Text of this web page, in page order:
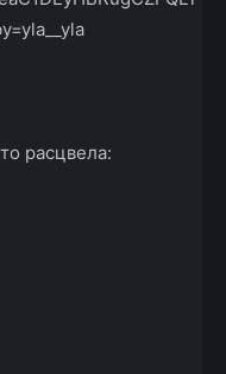
расцвела: